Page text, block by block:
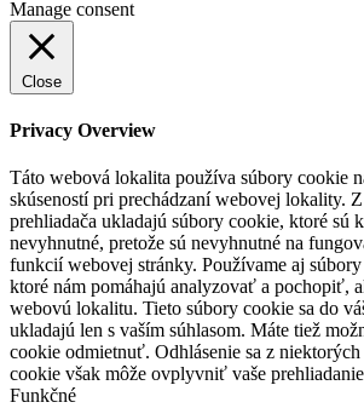
Manage consent
Close
Privacy Overview
Táto webová lokalita používa súbory cookie
skúseností pri prechádzaní webovej lokality.
prehliadača ukladajú súbory cookie, ktoré sú
nevyhnutné, pretože sú nevyhnutné na
funkcií webovej stránky. Používame aj
ktoré nám pomáhajú analyzovať a pochopiť,
webovú lokalitu. Tieto súbory cookie sa do
ukladajú len s vaším súhlasom. Máte tiež
cookie odmietnuť. Odhlásenie sa z
cookie však môže ovplyvniť vaše
Funkčné